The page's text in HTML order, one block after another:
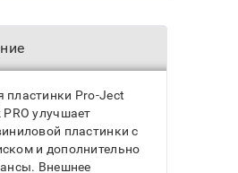
Pro-Ject
PRO улучшает
пластинки с
и дополнительно
Внешнее